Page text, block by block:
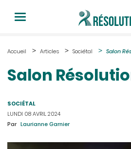
Accueil Articles Sociétal Salon
Salon
SOCIÉTAL
LUNDI 08 AVRIL 2024
Par Laurianne Garnier